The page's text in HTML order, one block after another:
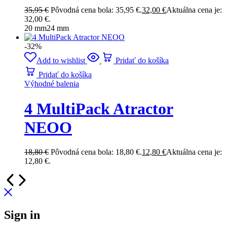
35,95€ Pôvodná cena bola: 35,95 €.32,00 €Aktuálna cena je:
32,00 €.
20 mm24 mm
-32%
Add to wishlist
Pridať do košíka
Pridať do košíka
Výhodné balenia
4 MultiPack Atractor
NEOO
18,80€ Pôvodná cena bola: 18,80 €.12,80 €Aktuálna cena je:
12,80 €.
Sign in